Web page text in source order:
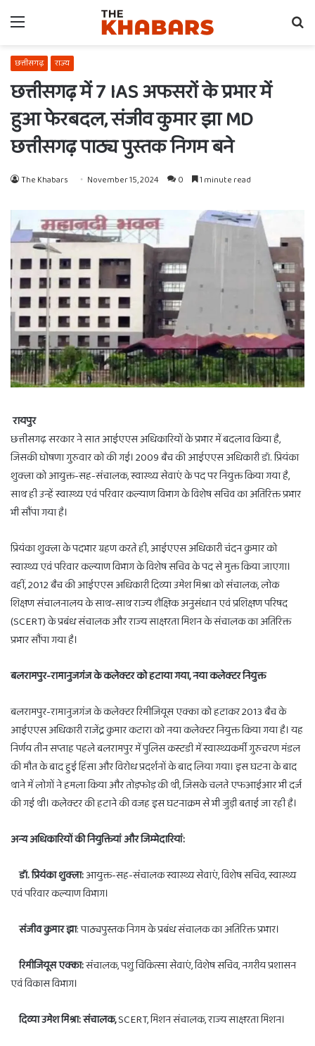
Menu
छत्तीसगढ़ राज्य
छत्तीसगढ़ में 7 IAS अफसरों के प्रभार में
हुआ फेरबदल, संजीव कुमार झा MD
छत्तीसगढ़ पाठ्य पुस्तक निगम बने
The Khabars November 15, 2024 0 1 minute read
रायपुर
छत्तीसगढ़ सरकार ने सात आईएएस अधिकारियों के प्रभार में बदलाव किया है,
जिसकी घोषणा गुरुवार को की गई। 2009 बैच की आईएएस अधिकारी डॉ. प्रियंका
शुक्ला को आयुक्त-सह-संचालक, स्वास्थ्य सेवाएं के पद पर नियुक्त किया गया है,
साथ ही उन्हें स्वास्थ्य एवं परिवार कल्याण विभाग के विशेष सचिव का अतिरिक्त प्रभार
भी सौंपा गया है।
प्रियंका शुक्ला के पदभार ग्रहण करते ही, आईएएस अधिकारी चंदन कुमार को
स्वास्थ्य एवं परिवार कल्याण विभाग के विशेष सचिव के पद से मुक्त किया जाएगा।
वहीं, 2012 बैच की आईएएस अधिकारी दिव्या उमेश मिश्रा को संचालक, लोक
शिक्षण संचालनालय के साथ-साथ राज्य शैक्षिक अनुसंधान एवं प्रशिक्षण परिषद
(SCERT) के प्रबंध संचालक और राज्य साक्षरता मिशन के संचालक का अतिरिक्त
प्रभार सौंपा गया है।
बलरामपुर-रामानुजगंज के कलेक्टर को हटाया गया, नया कलेक्टर नियुक्त
बलरामपुर-रामानुजगंज के कलेक्टर रिमीजियूस एक्का को हटाकर 2013 बैच के
आईएएस अधिकारी राजेंद्र कुमार कटारा को नया कलेक्टर नियुक्त किया गया है। यह
निर्णय तीन सप्ताह पहले बलरामपुर में पुलिस कस्टडी में स्वास्थ्यकर्मी गुरुचरण मंडल
की मौत के बाद हुई हिंसा और विरोध प्रदर्शनों के बाद लिया गया। इस घटना के बाद
थाने में लोगों ने हमला किया और तोड़फोड़ की थी, जिसके चलते एफआईआर भी दर्ज
की गई थी। कलेक्टर की हटाने की वजह इस घटनाक्रम से भी जुड़ी बताई जा रही है।
अन्य अधिकारियों की नियुक्तियां और जिम्मेदारियां:
डॉ. प्रियंका शुक्ला:आयुक्त-सह-संचालक स्वास्थ्य सेवाएं, विशेष सचिव, स्वास्थ्य
एवं परिवार कल्याण विभाग।
संजीव कुमार झा: पाठ्यपुस्तक निगम के प्रबंध संचालक का अतिरिक्त प्रभार।
रिमीजियूस एक्का:संचालक, पशु चिकित्सा सेवाएं, विशेष सचिव, नगरीय प्रशासन
एवं विकास विभाग।
दिव्या उमेश मिश्रा: संचालक,SCERT, मिशन संचालक, राज्य साक्षरता मिशन।